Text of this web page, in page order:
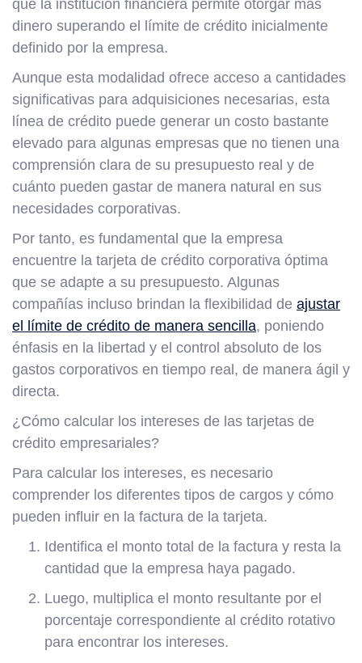
que la institución financiera permite otorgar más
dinero superando el límite de crédito inicialmente
definido por la empresa.
Aunque esta modalidad ofrece acceso a cantidades
significativas para adquisiciones necesarias, esta
línea de crédito puede generar un costo bastante
elevado para algunas empresas que no tienen una
comprensión clara de su presupuesto real y de
cuánto pueden gastar de manera natural en sus
necesidades corporativas.
Por tanto, es fundamental que la empresa
encuentre la tarjeta de crédito corporativa óptima
que se adapte a su presupuesto. Algunas
compañías incluso brindan la flexibilidad de ajustar
el límite de crédito de manera sencilla, poniendo
énfasis en la libertad y el control absoluto de los
gastos corporativos en tiempo real, de manera ágil y
directa.
¿Cómo calcular los intereses de las tarjetas de
crédito empresariales?
Para calcular los intereses, es necesario
comprender los diferentes tipos de cargos y cómo
pueden influir en la factura de la tarjeta.
Identifica el monto total de la factura y resta la
cantidad que la empresa haya pagado.
Luego, multiplica el monto resultante por el
porcentaje correspondiente al crédito rotativo
para encontrar los intereses.